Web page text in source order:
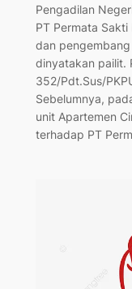
Pengadilan
PT Permata
dan
dinyatakan pailit.
352/Pdt.Sus/
Sebelumnya,
unit Apartemen
terhadap PT